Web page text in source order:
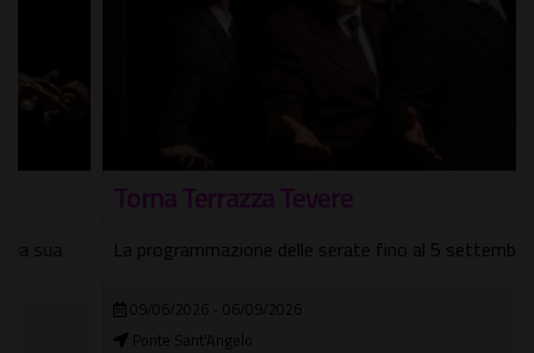
Torna Terrazza Tevere
La programmazione delle serate fino al 5 settembre
09/06/2026 - 06/09/2026
Ponte Sant'Angelo